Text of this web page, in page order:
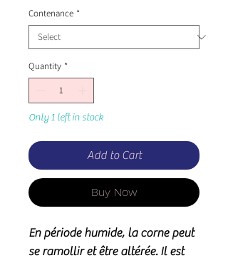
Contenance *
Quantity *
Only 1 left in stock
Add to Cart
Buy Now
En période humide, la corne peut
se ramollir et être altérée. Il est